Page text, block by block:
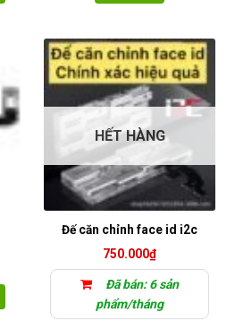
HẾT HÀNG
Đế căn chỉnh face id i2c
750.000₫
Đã bán: 6 sản
phẩm/tháng